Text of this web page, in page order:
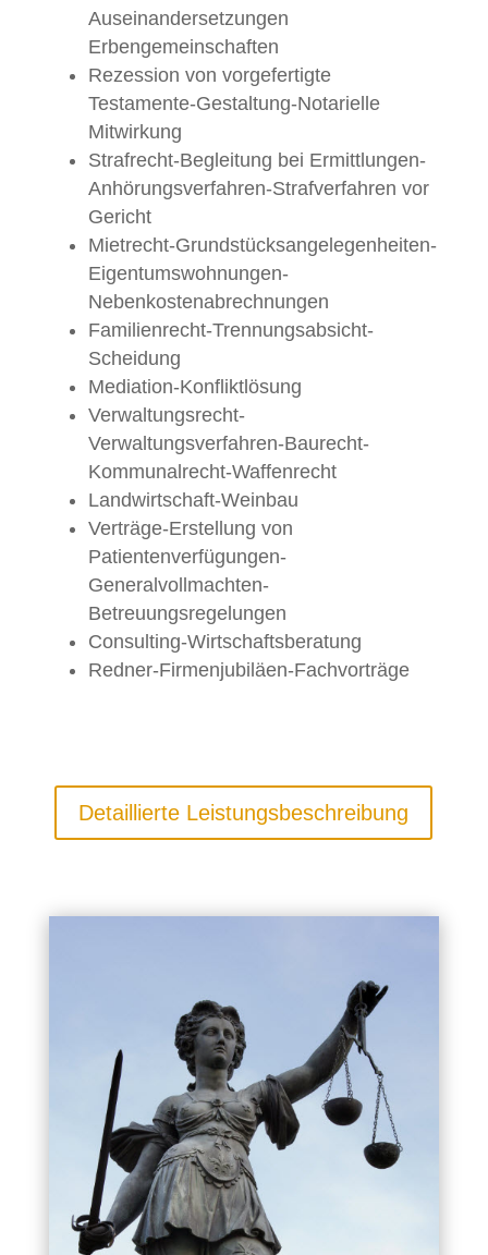
Auseinandersetzungen
Erbengemeinschaften
Rezession von vorgefertigte
Testamente-Gestaltung-Notarielle
Mitwirkung
Strafrecht-Begleitung bei Ermittlungen-
Anhörungsverfahren-Strafverfahren vor
Gericht
Mietrecht-Grundstücksangelegenheiten-
Eigentumswohnungen-
Nebenkostenabrechnungen
Familienrecht-Trennungsabsicht-
Scheidung
Mediation-Konfliktlösung
Verwaltungsrecht-
Verwaltungsverfahren-Baurecht-
Kommunalrecht-Waffenrecht
Landwirtschaft-Weinbau
Verträge-Erstellung von
Patientenverfügungen-
Generalvollmachten-
Betreuungsregelungen
Consulting-Wirtschaftsberatung
Redner-Firmenjubiläen-Fachvorträge
Detaillierte Leistungsbeschreibung